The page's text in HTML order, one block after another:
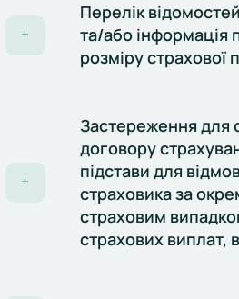
+
Перелік
та/або інформація
розміру страхової
+
Застереження для
договору
підстави для
страховика за
страховим
страхових виплат,